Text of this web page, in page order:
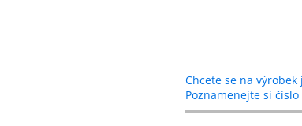
Chcete se na
Poznamenejte si